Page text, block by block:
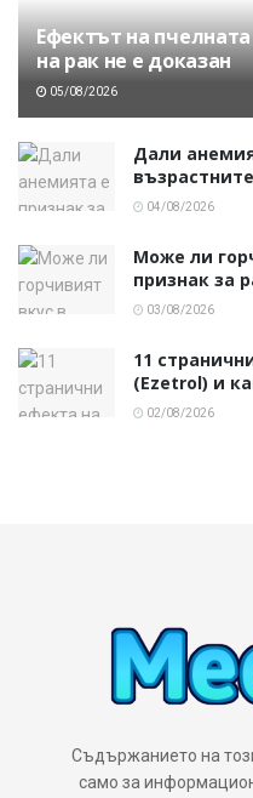
Ефектът на
на рак не е доказан
05/08/2026
Дали
04/08/2026
Може ли
признак за
03/08/2026
11
(Ezetrol) и
02/08/2026
Съдържанието на
само за